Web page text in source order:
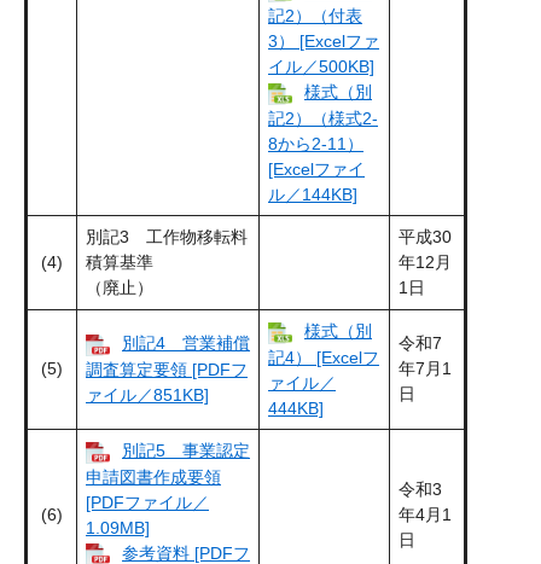
記2）（付表
3） [Excelファ
イル／500KB]
様式（別
記2）（様式2-
8から2-11）
[Excelファイ
ル／144KB]
(4)
別記3 工作物移転料
積算基準
（廃止）
平成30
年12月
1日
(5)
別記4 営業補償
調査算定要領 [PDFフ
ァイル／851KB]
様式（別
記4） [Excelフ
ァイル／
444KB]
令和7
年7月1
日
(6)
別記5 事業認定
申請図書作成要領
[PDFファイル／
1.09MB]
参考資料 [PDFフ
令和3
年4月1
日